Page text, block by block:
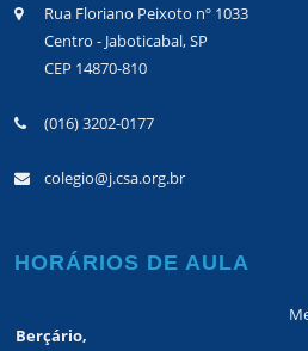
Rua Floriano Peixoto nº 1033
Centro - Jaboticabal, SP
CEP 14870-810
(016) 3202-0177
colegio@j.csa.org.br
HORÁRIOS DE AULA
Berçário,